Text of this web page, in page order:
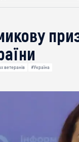
ветеранів #Україна